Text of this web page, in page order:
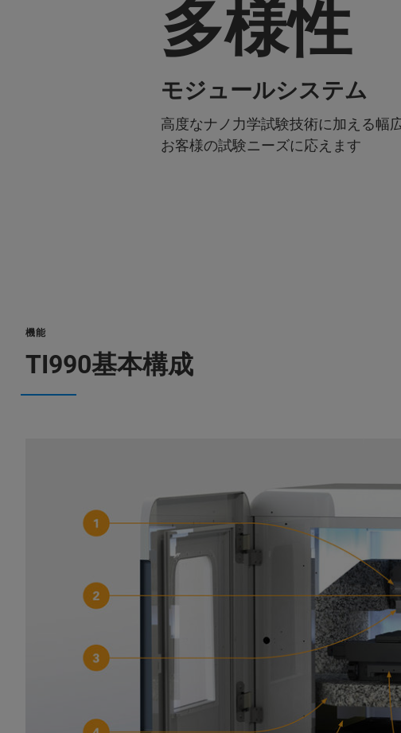
多様性
モジュールシステム
高度なナノ力学試験技術に加える幅
お客様の試験ニーズに応えます
機能
TI990基本構成